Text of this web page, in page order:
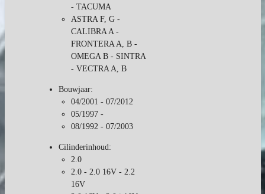
- TACUMA
ASTRA F, G -
CALIBRA A -
FRONTERA A, B -
OMEGA B - SINTRA
- VECTRA A, B
Bouwjaar:
04/2001 - 07/2012
05/1997 -
08/1992 - 07/2003
Cilinderinhoud:
2.0
2.0 - 2.0 16V - 2.2
16V